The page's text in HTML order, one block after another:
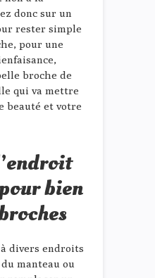
donc sur un
rester simple
pour une
broche de
qui va mettre
beauté et votre
bien
divers endroits
manteau ou